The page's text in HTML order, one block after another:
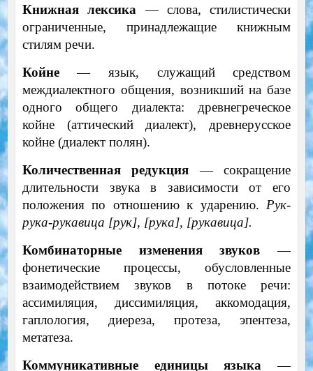
Книжная лексика — слова, стилистически
ограниченные, принадлежащие книжным
стилям речи.
Койне— язык, служащий средством
междиалектного общения, возникший на базе
одного общего диалекта: древнегреческое
койне (аттический диалект), древнерусское
койне (диалект полян).
Количественная редукция — сокращение
длительности звука в зависимости от его
положения по отношению к ударению. Рук-
рука-рукавица [рук], [рука], [рукавица].
Комбинаторные изменения звуков —
фонетические процессы, обусловленные
взаимодействием звуков в потоке речи:
ассимиляция, диссимиляция, аккомодация,
гаплология, диереза, протеза, эпентеза,
метатеза.
Коммуникативные единицы языка—